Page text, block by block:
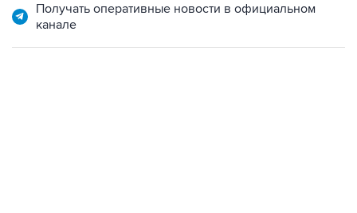
Получать оперативные новости в официальном
канале